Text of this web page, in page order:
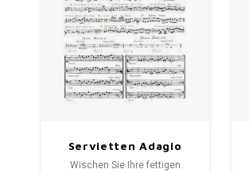
Servietten Adagio
weiß mit schwarzen
Wischen Sie Ihre fettigen